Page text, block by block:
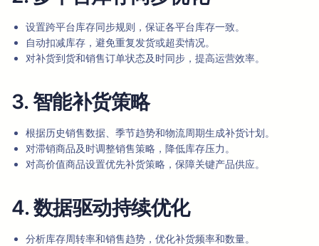
设置跨平台库存同步规则，保证各平台库存一致。
自动扣减库存，避免重复发货或超卖情况。
对补货到货和销售订单状态及时同步，提高运营效率。
3. 智能补货策略
根据历史销售数据、季节趋势和物流周期生成补货计划。
对滞销商品及时调整销售策略，降低库存压力。
对高价值商品设置优先补货策略，保障关键产品供应。
4. 数据驱动持续优化
分析库存周转率和销售趋势，优化补货频率和数量。